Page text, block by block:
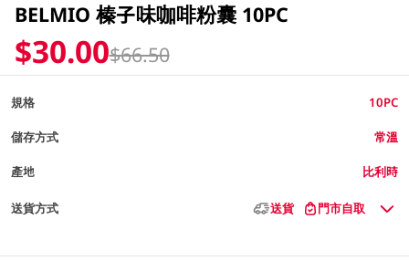
BELMIO 榛子味咖啡粉囊 10PC
$30.00$66.50
規格 10PC
儲存方式 常溫
產地 比利時
送貨方式 送貨 門市自取